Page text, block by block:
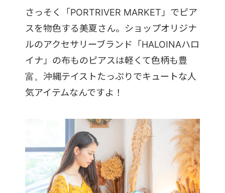
さっそく「PORTRIVER MARKET」でピア
スを物色する美夏さん。ショップオリジナ
ルのアクセサリーブランド「HALOINAハロ
イナ」の布ものピアスは軽くて色柄も豊
富。沖縄テイストたっぷりでキュートな人
気アイテムなんですよ！